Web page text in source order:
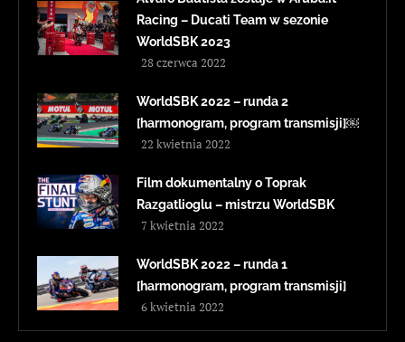
Racing – Ducati Team w sezonie
WorldSBK 2023
28 czerwca 2022
WorldSBK 2022 – runda 2
[harmonogram, program transmisji]￼
22 kwietnia 2022
Film dokumentalny o Toprak
Razgatlioglu – mistrzu WorldSBK
7 kwietnia 2022
WorldSBK 2022 – runda 1
[harmonogram, program transmisji]
6 kwietnia 2022